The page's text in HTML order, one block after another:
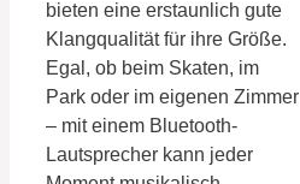
bieten eine erstaunlich gute
Klangqualität für ihre Größe.
Egal, ob beim Skaten, im
Park oder im eigenen Zimmer
– mit einem Bluetooth-
Lautsprecher kann jeder